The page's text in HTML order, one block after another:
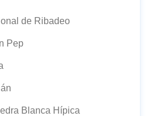
de Ribadeo
Pep
Blanca Hípica